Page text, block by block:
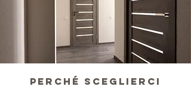
Perché sceglierci